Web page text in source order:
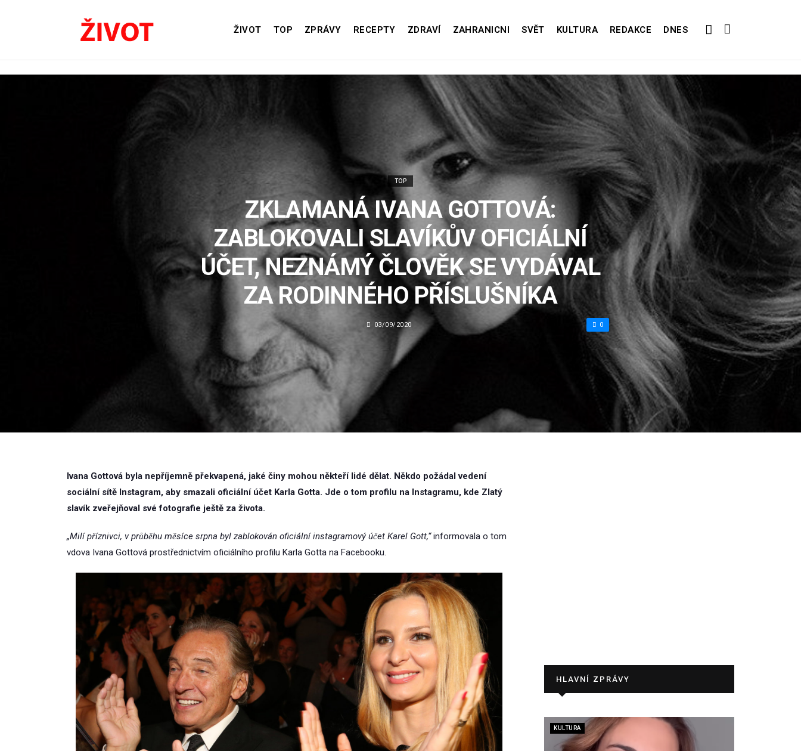
ŽIVOT TOP ZPRÁVY RECEPTY ZDRAVÍ ZAHRANICNI SVĚT KULTURA REDAKCE DNES
TOP
ZKLAMANÁ IVANA GOTTOVÁ:
ZABLOKOVALI SLAVÍKŮV OFICIÁLNÍ
ÚČET, NEZNÁMÝ ČLOVĚK SE VYDÁVAL
ZA RODINNÉHO PŘÍSLUŠNÍKA
03/09/2020 0
Ivana Gottová byla nepříjemně překvapená, jaké činy mohou někteří lidé dělat. Někdo požádal vedení
sociální sítě Instagram, aby smazali oficiální účet Karla Gotta. Jde o tom profilu na Instagramu, kde Zlatý
slavík zveřejňoval své fotografie ještě za života.
„Milí příznivci, v průběhu měsíce srpna byl zablokován oficiální instagramový účet Karel Gott,“informovala o tom
vdova Ivana Gottová prostřednictvím oficiálního profilu Karla Gotta na Facebooku.
HLAVNÍ ZPRÁVY
KULTURA